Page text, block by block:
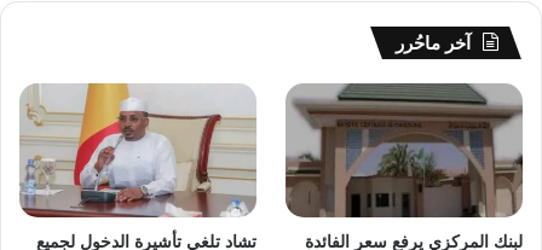
آخر ماحُرر
لبنك المركزي يرفع سعر الفائدة
تشاد تلغي تأشيرة الدخول لجميع